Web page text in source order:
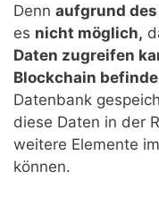
Denn aufgrund
es nicht möglich,
Daten zugreifen
Blockchain
Datenbank
diese Daten in der
weitere Elemente
können.